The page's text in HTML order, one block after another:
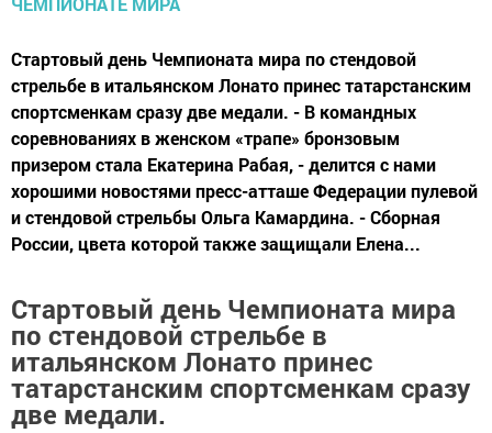
Стартовый день Чемпионата мира по стендовой
стрельбе в итальянском Лонато принес татарстанским
спортсменкам сразу две медали. - В командных
соревнованиях в женском «трапе» бронзовым
призером стала Екатерина Рабая, - делится с нами
хорошими новостями пресс-атташе Федерации пулевой
и стендовой стрельбы Ольга Камардина. - Сборная
России, цвета которой также защищали Елена...
Стартовый день Чемпионата мира
по стендовой стрельбе в
итальянском Лонато принес
татарстанским спортсменкам сразу
две медали.